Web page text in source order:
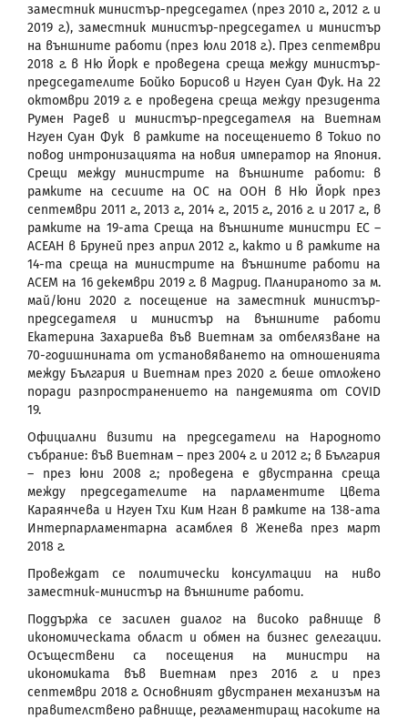
заместник министър-председател (през 2010 г., 2012 г. и
2019 г.), заместник министър-председател и министър
на външните работи (през юли 2018 г.). През септември
2018 г. в Ню Йорк е проведена среща между министър-
председателите Бойко Борисов и Нгуен Суан Фук. На 22
октомври 2019 г. е проведена среща между президента
Румен Радев и министър-председателя на Виетнам
Нгуен Суан Фук в рамките на посещението в Токио по
повод интронизацията на новия император на Япония.
Срещи между министрите на външните работи: в
рамките на сесиите на ОС на ООН в Ню Йорк през
септември 2011 г., 2013 г., 2014 г., 2015 г., 2016 г. и 2017 г., в
рамките на 19-ата Среща на външните министри ЕС –
АСЕАН в Бруней през април 2012 г., както и в рамките на
14-та среща на министрите на външните работи на
АСЕМ на 16 декември 2019 г. в Мадрид. Планираното за м.
май/юни 2020 г. посещение на заместник министър-
председателя и министър на външните работи
Екатерина Захариева във Виетнам за отбелязване на
70-годишнината от установяването на отношенията
между България и Виетнам през 2020 г. беше отложено
поради разпространението на пандемията от COVID
19.
Официални визити на председатели на Народното
събрание: във Виетнам – през 2004 г. и 2012 г.; в България
– през юни 2008 г.; проведена е двустранна среща
между председателите на парламентите Цвета
Караянчева и Нгуен Тхи Ким Нган в рамките на 138-ата
Интерпарламентарна асамблея в Женева през март
2018 г.
Провеждат се политически консултации на ниво
заместник-министър на външните работи.
Поддържа се засилен диалог на високо равнище в
икономическата област и обмен на бизнес делегации.
Осъществени са посещения на министри на
икономиката във Виетнам през 2016 г. и през
септември 2018 г. Основният двустранен механизъм на
правителствено равнище, регламентиращ насоките на